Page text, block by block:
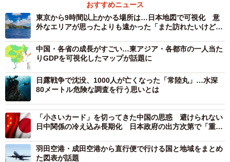
において多大な恩恵をもたらす。さらに、将来的な北極海
航路の開拓を見据えた足がかりとしても、この海域の価値
は極めて高い。
太平洋へと抜ける第2の海上ルート
一方で、安全保障面における地政学的意味合いはさらに
重い。中国にとって日本海への進出は、有事の際にアメリ
カやその同盟国によって「第一列島線」が封鎖された場
合、太平洋へと抜ける第2の海上ルートを確保することを意
味する。これまで中国海軍の艦船が日本海へ展開するに
は、対馬海峡などを通過せねばならず、日米韓の監視下に
おすすめニュース
東京から9時間以上かかる場所は…日本地図で可視化 意
外なエリアが思ったよりも遠かった「また訪れたいけどム
中国・各省の成長がすごい…東アジア・各都市の一人当た
りGDPを可視化したマップが話題に
日露戦争で沈没、1000人が亡くなった「常陸丸」…水深
80メートル危険な調査を行う思いとは
「小さいカード」を切ってきた中国の思惑 避けられない
日中関係の冷え込み長期化 日本政府の出方次第で「重い
羽田空港・成田空港から直行便で行ける国と地域をまとめ
た図表が話題